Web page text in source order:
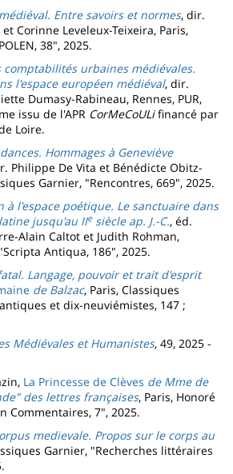
Entre savoirs et normes, dir.
Corinne Leveleux-Teixeira, Paris,
38", 2025.
comptabilités urbaines médiévales.
l'espace européen médiéval, dir.
Dumasy-Rabineau, Rennes, PUR,
issu de l'APR CorMeCoULifinancé par
Loire.
Hommages à Geneviève
Philippe De Vita et Bénédicte Obitz-
Garnier, "Rencontres, 669", 2025.
à l'espace poétique. Le sanctuaire dans
jusqu'au IIesiècle ap. J.-C., éd.
Alain Caltot et Judith Rohman,
Antiqua, 186", 2025.
Langage, pouvoir et trait d'esprit
de Balzac, Paris, Classiques
et dix-neuviémistes, 147 ;
Médiévales et Humanistes, 49, 2025 -
La Princesse de Clèves de Mme de
des lettres françaises, Paris, Honoré
Commentaires, 7", 2025.
medievale. Propos sur le corps au
Garnier, "Recherches littéraires